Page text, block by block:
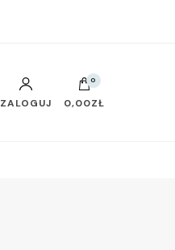
ZALOGUJ
0
0,00ZŁ